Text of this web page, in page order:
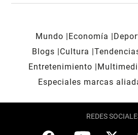
Mundo Economía
Blogs
Cultura
Entretenimiento
Especiales marcas
REDES